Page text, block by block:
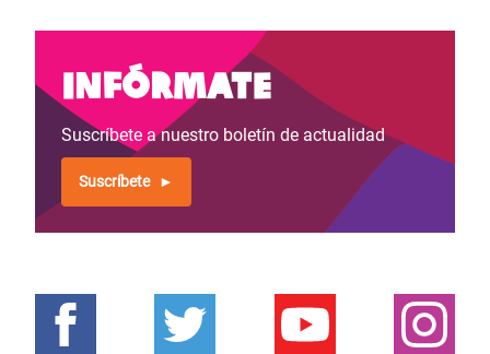
Infórmate
Suscríbete a nuestro boletín de actualidad
Suscríbete